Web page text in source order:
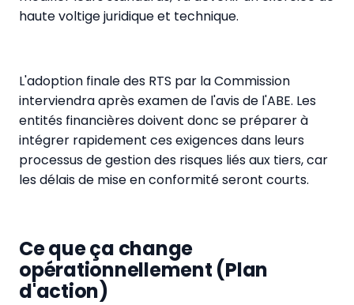
haute voltige juridique et technique.
L'adoption finale des RTS par la Commission
interviendra après examen de l'avis de l'ABE. Les
entités financières doivent donc se préparer à
intégrer rapidement ces exigences dans leurs
processus de gestion des risques liés aux tiers, car
les délais de mise en conformité seront courts.
Ce que ça change
opérationnellement (Plan
d'action)